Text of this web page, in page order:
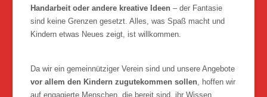
Handarbeit oder andere kreative Ideen – der Fantasie
sind keine Grenzen gesetzt. Alles, was Spaß macht und
Kindern etwas Neues zeigt, ist willkommen.
Da wir ein gemeinnütziger Verein sind und unsere Angebote
vor allem den Kindern zugutekommen sollen, hoffen wir
auf engagierte Menschen, die bereit sind, ihr Wissen